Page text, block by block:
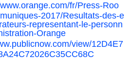
fr/Press-Roo
2017/Resultats-des-e
representant-le-personn
Orange
view/12D4E7